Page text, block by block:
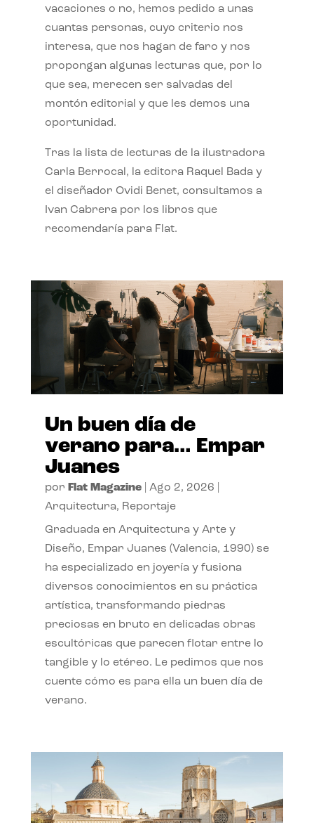
vacaciones o no, hemos pedido a unas
cuantas personas, cuyo criterio nos
interesa, que nos hagan de faro y nos
propongan algunas lecturas que, por lo
que sea, merecen ser salvadas del
montón editorial y que les demos una
oportunidad.
Tras la lista de lecturas de la ilustradora
Carla Berrocal, la editora Raquel Bada y
el diseñador Ovidi Benet, consultamos a
Ivan Cabrera por los libros que
recomendaría para Flat.
Un buen día de
verano para… Empar
Juanes
por Flat Magazine| Ago 2, 2026
Arquitectura, Reportaje
Graduada en Arquitectura y Arte y
Diseño, Empar Juanes (Valencia, 1990) se
ha especializado en joyería y fusiona
diversos conocimientos en su práctica
artística, transformando piedras
preciosas en bruto en delicadas obras
escultóricas que parecen flotar entre lo
tangible y lo etéreo. Le pedimos que nos
cuente cómo es para ella un buen día de
verano.